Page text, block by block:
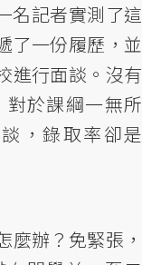
名記者實測了這
了一份履歷，並
進行面談。沒有
於課綱一無所
，錄取率卻是
麼辦？免緊張，